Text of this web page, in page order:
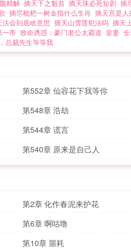
精解 摘天下之魁首 摘天珠必死短剧 摘
摘尽枇杷一树金指什么生肖 摘天宫是
法会到底啥意思 摘天山雪莲犯法吗 摘天
一帝 致命诱惑：豪门老公太霸道 皇妻
总裁先生等等我
第552章 仙容花下我等你
第548章 浩劫
第544章 谎言
第540章 原来是自己人
第2章 化作春泥来护花
第6章 啊咕噜
第10章 噩耗